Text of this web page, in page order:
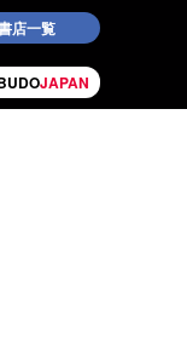
店一覧
JAPAN